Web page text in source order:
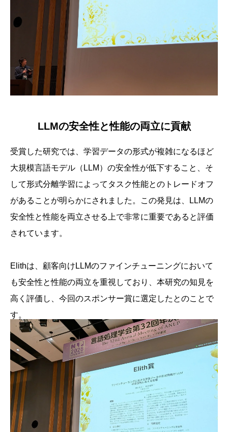
LLMの安全性と性能の両立に貢献
受賞した研究では、学習データの形式が複雑になるほど
大規模言語モデル（LLM）の安全性が低下すること、そ
して形式分離学習によってタスク性能とのトレードオフ
があることが明らかにされました。この発見は、LLMの
安全性と性能を両立させる上で非常に重要であると評価
されています。
Elithは、顧客向けLLMのファインチューニングにおいて
も安全性と性能の両立を重視しており、本研究の知見を
高く評価し、今回のスポンサー賞に選定したとのことで
す。